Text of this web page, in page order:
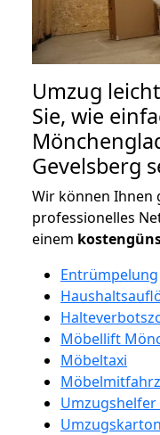
Umzug
Sie, wie
Gevelsberg
Wir können Ihnen
professionelles
einem
Entrümpelung
Möbellift
Möbeltaxi